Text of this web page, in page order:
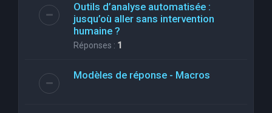
Outils d’analyse automatisée :
jusqu’où aller sans intervention
humaine ?
Réponses : 1
Modèles de réponse - Macros